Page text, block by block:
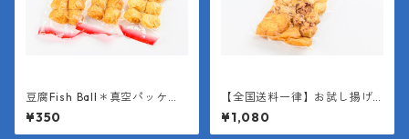
豆腐Fish Ball＊真空パッケー
ジ（１袋6個入り＊１個約25
g）
¥350
【全国送料一律】お試し揚げ
かまぼこミックスパック
¥1,080